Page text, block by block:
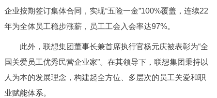
ESPAÑOL العربية PORTUGUÊS
回到顶部
企业按期签订集体合同，实现“五险一金”100%覆盖，连续22
年为全体员工稳步涨薪，员工工会入会率达97%。
此外，联想集团董事长兼首席执行官杨元庆被表彰为“全
国关爱员工优秀民营企业家”。在其领导下，联想集团秉持以
人为本的发展理念，构建起全方位、多层次的员工关爱和职
业赋能体系。